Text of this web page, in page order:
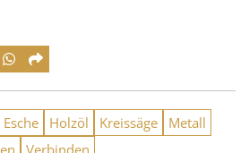
Esche Holzöl Kreissäge
Metall
Verbinden